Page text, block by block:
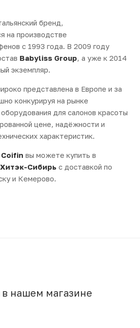
бренд,
на производстве
с 1993 года. В 2009 году
Babyliss Group, а уже к 2014
экземпляр.
представлена в Европе и за
конкурируя на рынке
для салонов красоты
цене, надёжности и
характеристик.
Coifin вы можете купить в
Хитэк-Сибирь с доставкой по
и Кемерово.
нашем магазине